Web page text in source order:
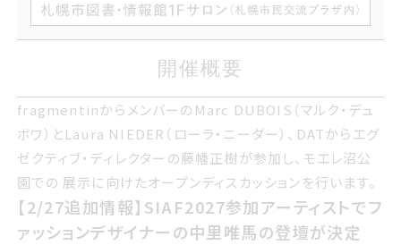
開催概要
開催概要
fragmentinからメンバーのMarc DUBOISマルクデュボ
ワとLaura NIEDERローラニーダー DATからエグゼクティ
ブディレクターの藤幡正樹が参加し モエレ沼公園での 展示
に向けたオープンディスカッションを行います
fragmentinからメンバーのMarc DUBOIS（マルク・デュ
ボワ）とLaura NIEDER（ローラ・ニーダー）、DATからエグ
ゼクティブ・ディレクターの藤幡正樹が参加し、モエレ沼公
園での 展示に向けたオープンディスカッションを行います。
2/27追加情報サイアフ2027参加アーティストで
ファッションデザイナーの中里唯馬の登壇が決定
【2/27追加情報】SIAF2027参加アーティストでフ
ァッションデザイナーの中里唯馬の登壇が決定